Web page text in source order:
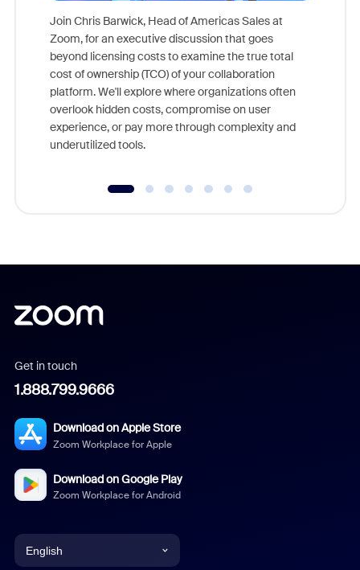
Join Chris Barwick, Head of Americas Sales at
Zoom, for an executive discussion that goes
beyond licensing costs to examine the true total
cost of ownership (TCO) of your collaboration
platform. We'll explore where organizations often
overlook hidden costs, compromise on user
experience, or pay more through complexity and
underutilized tools.
Get in touch
1.888.799.9666
Download on Apple Store
Zoom Workplace for Apple
Download on Google Play
Zoom Workplace for Android
English